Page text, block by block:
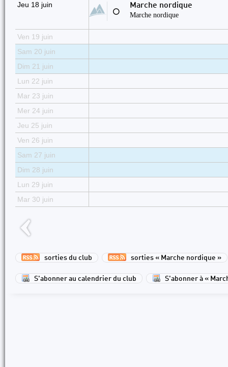
Jeu 18 juin
⚪
Marche nordique
Marche nordique
Ven 19 juin
Sam 20 juin
Dim 21 juin
Lun 22 juin
Mar 23 juin
Mer 24 juin
Jeu 25 juin
Ven 26 juin
Sam 27 juin
Dim 28 juin
Lun 29 juin
Mar 30 juin
sorties du club sorties « Marche nordique »
S'abonner au calendrier du club S'abonner à «